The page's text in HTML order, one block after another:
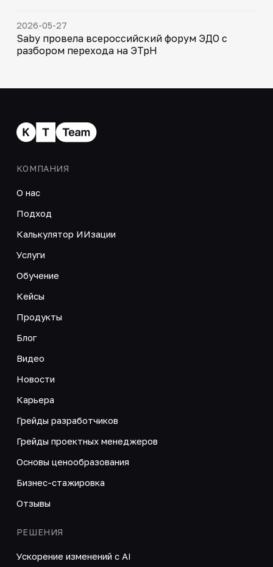
2026-05-27
Saby провела всероссийский форум ЭДО с
разбором перехода на ЭТрН
КОМПАНИЯ
О нас
Подход
Калькулятор ИИзации
Услуги
Обучение
Кейсы
Продукты
Блог
Видео
Новости
Карьера
Грейды разработчиков
Грейды проектных менеджеров
Основы ценообразования
Бизнес-стажировка
Отзывы
РЕШЕНИЯ
Ускорение изменений с AI